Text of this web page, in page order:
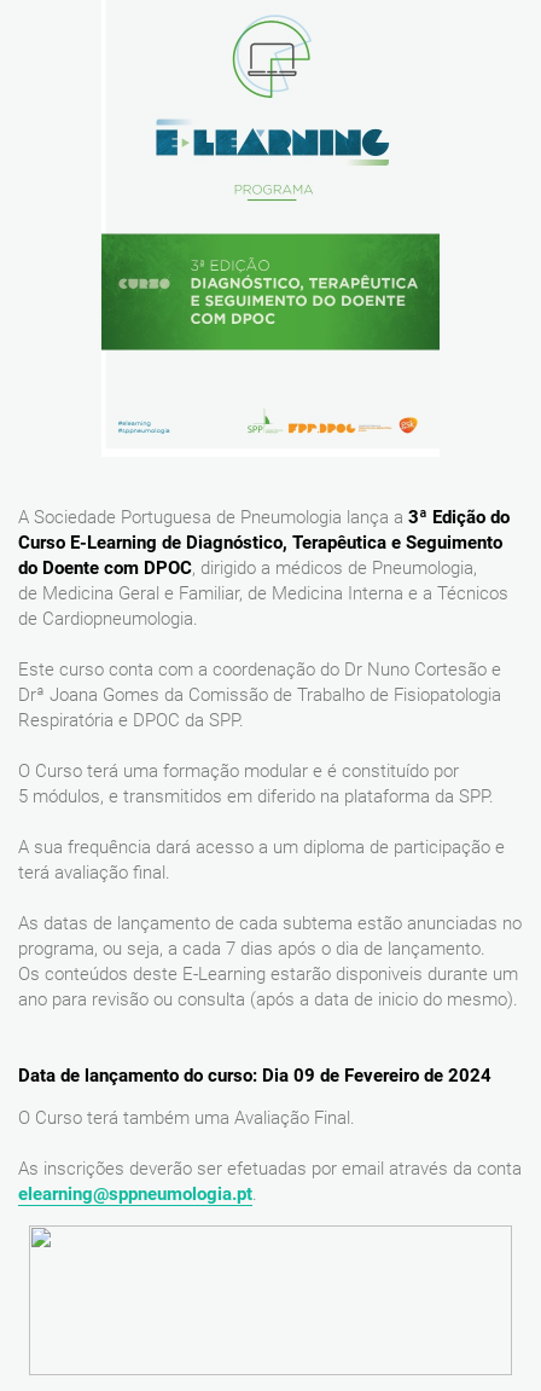
A Sociedade Portuguesa de Pneumologia lança a 3ª Edição do
Curso E-Learning de Diagnóstico, Terapêutica e Seguimento
do Doente com DPOC, dirigido a médicos de Pneumologia,
de Medicina Geral e Familiar, de Medicina Interna e a Técnicos
de Cardiopneumologia.
Este curso conta com a coordenação do Dr Nuno Cortesão e
Drª Joana Gomes da Comissão de Trabalho de Fisiopatologia
Respiratória e DPOC da SPP.
O Curso terá uma formação modular e é constituído por
5 módulos, e transmitidos em diferido na plataforma da SPP.
A sua frequência dará acesso a um diploma de participação e
terá avaliação final.
As datas de lançamento de cada subtema estão anunciadas no
programa, ou seja, a cada 7 dias após o dia de lançamento.
Os conteúdos deste E-Learning estarão disponiveis durante um
ano para revisão ou consulta (após a data de inicio do mesmo).
Data de lançamento do curso: Dia 09 de Fevereiro de 2024
O Curso terá também uma Avaliação Final.
As inscrições deverão ser efetuadas por email através da conta
elearning@sppneumologia.pt.